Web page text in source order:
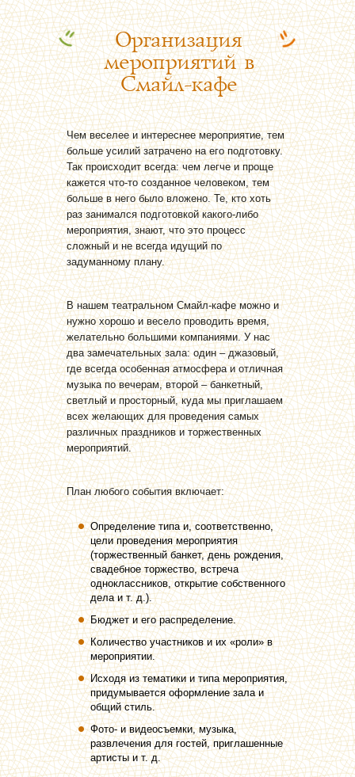
Организация
мероприятий в
Смайл-кафе
Чем веселее и интереснее мероприятие, тем
больше усилий затрачено на его подготовку.
Так происходит всегда: чем легче и проще
кажется что-то созданное человеком, тем
больше в него было вложено. Те, кто хоть
раз занимался подготовкой какого-либо
мероприятия, знают, что это процесс
сложный и не всегда идущий по
задуманному плану.
В нашем театральном Смайл-кафе можно и
нужно хорошо и весело проводить время,
желательно большими компаниями. У нас
два замечательных зала: один – джазовый,
где всегда особенная атмосфера и отличная
музыка по вечерам, второй – банкетный,
светлый и просторный, куда мы приглашаем
всех желающих для проведения самых
различных праздников и торжественных
мероприятий.
План любого события включает:
Определение типа и, соответственно,
цели проведения мероприятия
(торжественный банкет, день рождения,
свадебное торжество, встреча
одноклассников, открытие собственного
дела и т. д.).
Бюджет и его распределение.
Количество участников и их «роли» в
мероприятии.
Исходя из тематики и типа мероприятия,
придумывается оформление зала и
общий стиль.
Фото- и видеосъемки, музыка,
развлечения для гостей, приглашенные
артисты и т. д.